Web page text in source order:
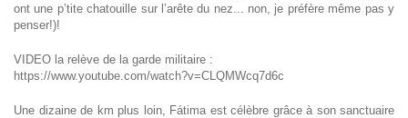
ont une p’tite chatouille sur l’arête du nez... non, je préfère même pas y
penser!)!
VIDEO la relève de la garde militaire :
https://www.youtube.com/watch?v=CLQMWcq7d6c
Une dizaine de km plus loin, Fátima est célèbre grâce à son sanctuaire